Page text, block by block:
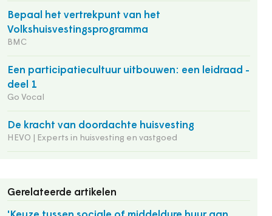
Bepaal het vertrekpunt van het
Volkshuisvestingsprogramma
BMC
Een participatiecultuur uitbouwen: een leidraad -
deel 1
Go Vocal
De kracht van doordachte huisvesting
HEVO | Experts in huisvesting en vastgoed
Gerelateerde artikelen